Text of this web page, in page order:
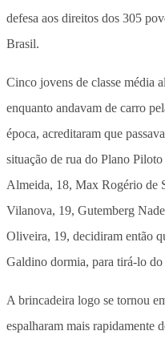
defesa aos direitos dos 305
Brasil.
Cinco jovens de classe média
enquanto andavam de carro
época, acreditaram que
situação de rua do Plano
Almeida, 18, Max Rogério de
Vilanova, 19, Gutemberg
Oliveira, 19, decidiram então
Galdino dormia, para tirá-lo do
A brincadeira logo se tornou
espalharam mais rapidamente